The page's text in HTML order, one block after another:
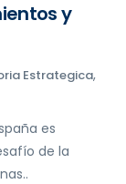
y
Estrategica,
es
de la